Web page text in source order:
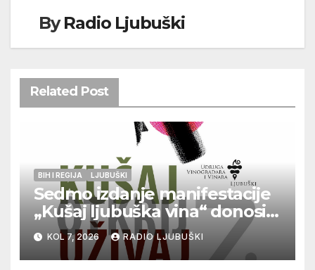
ByRadio Ljubuški
Related Post
BIH I REGIJA LJUBUŠKI
Sedmo izdanje manifestacije
„Kušaj ljubuška vina“ donosi
vrhunska vina, gastronomiju i
glazbu
KOL 7, 2026 RADIO LJUBUŠKI